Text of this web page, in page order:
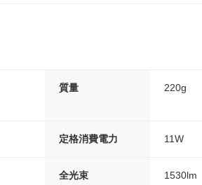
質量 220g
定格消費電力 11W
全光束 1530lm